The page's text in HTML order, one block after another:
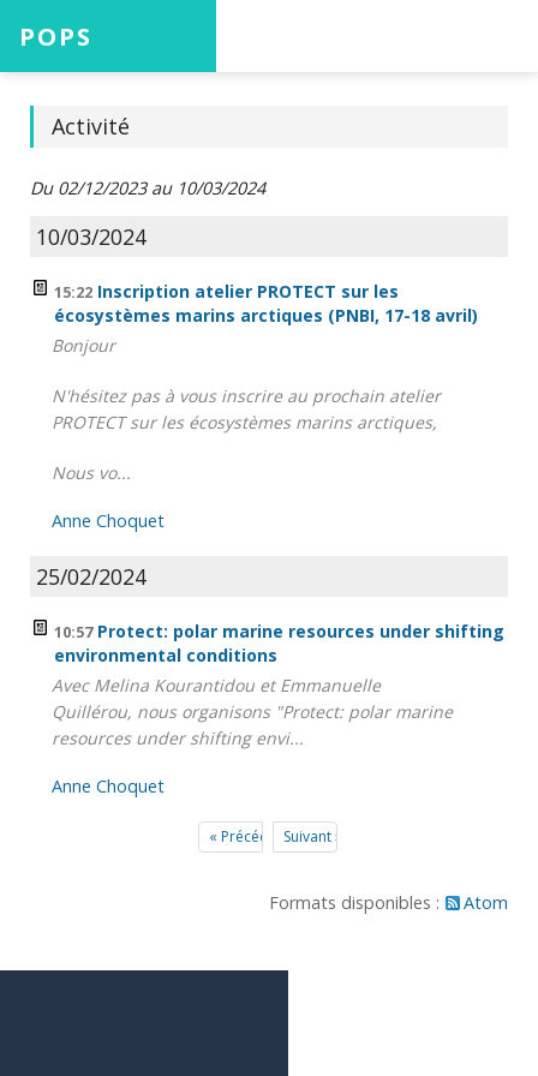
POPS
Accueil
Projets
Aide
Activité
Du 02/12/2023 au 10/03/2024
10/03/2024
15:22 Inscription atelier PROTECT sur les
écosystèmes marins arctiques (PNBI, 17-18 avril)
Bonjour
N'hésitez pas à vous inscrire au prochain atelier
PROTECT sur les écosystèmes marins arctiques,
Nous vo...
Anne Choquet
25/02/2024
10:57 Protect: polar marine resources under shifting
environmental conditions
Avec Melina Kourantidou et Emmanuelle
Quillérou, nous organisons "Protect: polar marine
resources under shifting envi...
Anne Choquet
« PrécédentSuivant »
Formats disponibles : Atom